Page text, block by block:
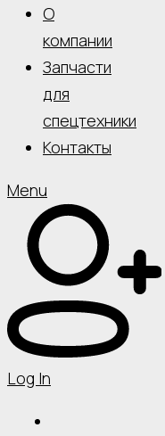
О
компании
Запчасти
для
спецтехники
Контакты
Menu
Log In